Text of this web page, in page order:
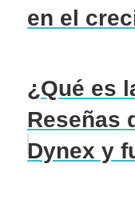
en el
¿Qué es
Reseñas
Dynex y